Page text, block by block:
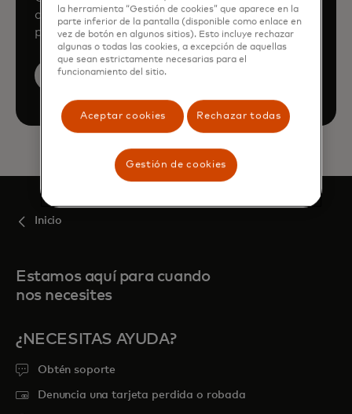
can enhance your business through our
products and services.
Book a demo
Inicio
Estamos aquí para cuando
nos necesites
¿NECESITAS AYUDA?
Obtén soporte
Denuncia una tarjeta perdida o robada
la herramienta “Gestión de cookies” que aparece en la
parte inferior de la pantalla (disponible como enlace en
vez de botón en algunos sitios). Esto incluye rechazar
algunas o todas las cookies, a excepción de aquellas
que sean estrictamente necesarias para el
funcionamiento del sitio.
Aceptar cookies Rechazar todas
Gestión de cookies